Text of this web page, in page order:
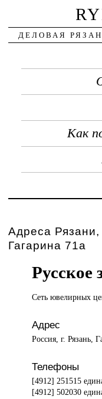
ДЕЛОВАЯ
Как
Адреса Рязани,
Гагарина 71а
Русское
Сеть ювелирных
Адрес
Россия, г. Рязань,
Телефоны
[4912] 251515
[4912] 502030